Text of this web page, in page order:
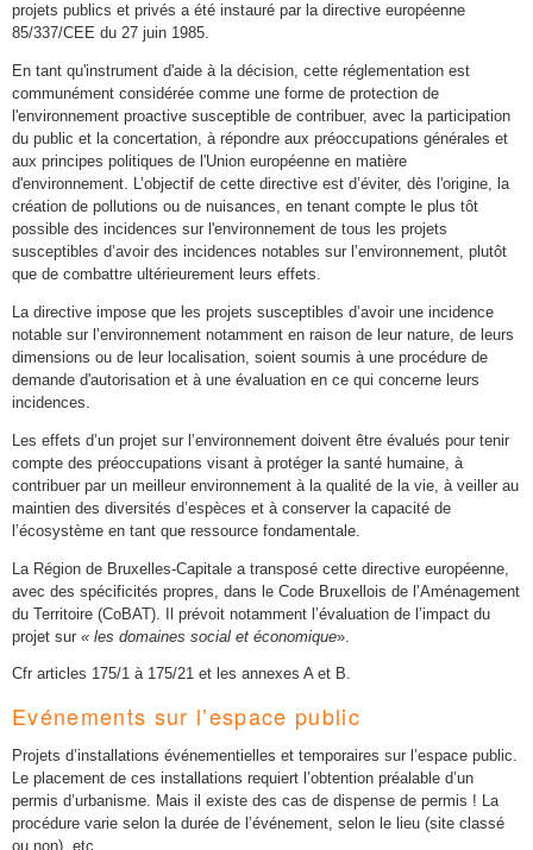
projets publics et privés a été instauré par la directive européenne
85/337/CEE du 27 juin 1985.
En tant qu'instrument d'aide à la décision, cette réglementation est
communément considérée comme une forme de protection de
l'environnement proactive susceptible de contribuer, avec la participation
du public et la concertation, à répondre aux préoccupations générales et
aux principes politiques de l'Union européenne en matière
d'environnement. L’objectif de cette directive est d’éviter, dès l'origine, la
création de pollutions ou de nuisances, en tenant compte le plus tôt
possible des incidences sur l'environnement de tous les projets
susceptibles d’avoir des incidences notables sur l’environnement, plutôt
que de combattre ultérieurement leurs effets.
La directive impose que les projets susceptibles d’avoir une incidence
notable sur l’environnement notamment en raison de leur nature, de leurs
dimensions ou de leur localisation, soient soumis à une procédure de
demande d'autorisation et à une évaluation en ce qui concerne leurs
incidences.
Les effets d’un projet sur l’environnement doivent être évalués pour tenir
compte des préoccupations visant à protéger la santé humaine, à
contribuer par un meilleur environnement à la qualité de la vie, à veiller au
maintien des diversités d’espèces et à conserver la capacité de
l’écosystème en tant que ressource fondamentale.
La Région de Bruxelles-Capitale a transposé cette directive européenne,
avec des spécificités propres, dans le Code Bruxellois de l’Aménagement
du Territoire (CoBAT). Il prévoit notamment l’évaluation de l’impact du
projet sur « les domaines social et économique».
Cfr articles 175/1 à 175/21 et les annexes A et B.
Evénements sur l’espace public
Projets d’installations événementielles et temporaires sur l’espace public.
Le placement de ces installations requiert l’obtention préalable d’un
permis d’urbanisme. Mais il existe des cas de dispense de permis ! La
procédure varie selon la durée de l’événement, selon le lieu (site classé
ou non), etc.